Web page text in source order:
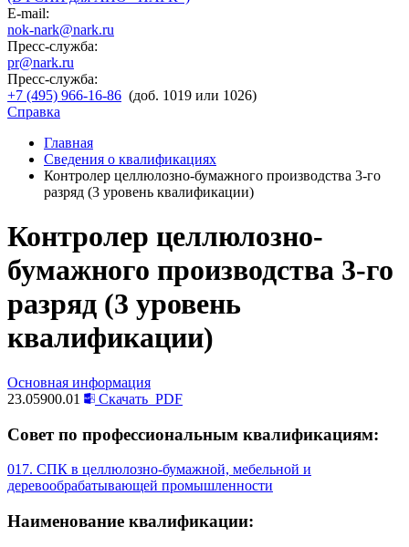
E-mail:
nok-nark@nark.ru
Пресс-служба:
pr@nark.ru
Пресс-служба:
+7 (495) 966-16-86 (доб. 1019 или 1026)
Справка
Главная
Сведения о квалификациях
Контролер целлюлозно-бумажного производства 3-го
разряд (3 уровень квалификации)
Контролер целлюлозно-
бумажного производства 3-го
разряд (3 уровень
квалификации)
Основная информация
23.05900.01
Скачать PDF
Совет по профессиональным квалификациям:
017. СПК в целлюлозно-бумажной, мебельной и
деревообрабатывающей промышленности
Наименование квалификации: